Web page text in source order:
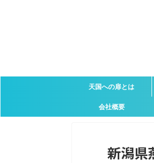
天国への扉とは
会社概要
新潟